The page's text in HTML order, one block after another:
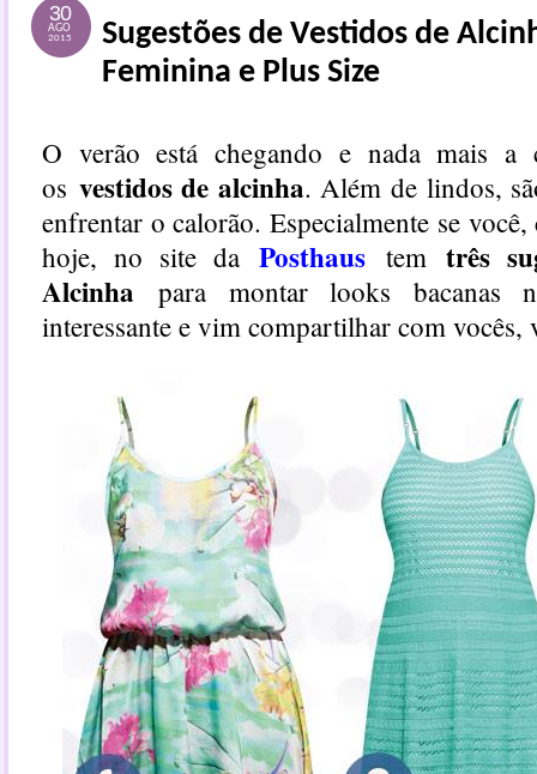
30
AGO
2015
Sugestões de Vestidos de
Feminina e Plus Size
O verão está chegando e nada mais a
os vestidos de alcinha. Além de lindos,
enfrentar o calorão. Especialmente se
hoje, no site daPosthaus tem três
Alcinha para montar looks bacanas
interessante e vim compartilhar com vocês,